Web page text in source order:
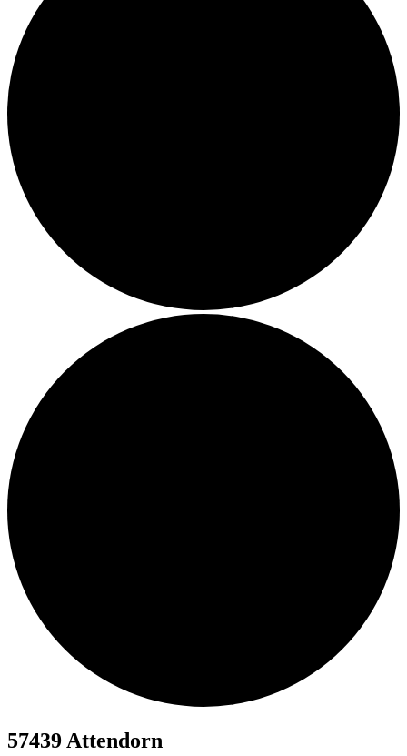
57439 Attendorn